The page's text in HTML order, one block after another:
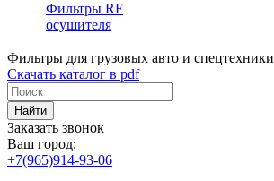
Фильтры RF
осушителя
Фильтры для грузовых авто и спецтехники
Скачать каталог в pdf
Найти
Заказать звонок
Ваш город:
+7(965)914-93-06